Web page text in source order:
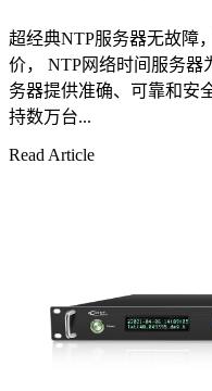
超经典NTP服务器无故障
价， NTP网络时间服务器
务器提供准确、可靠和安
持数万台...
Read Article